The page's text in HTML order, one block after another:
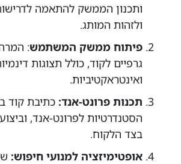
ותכנון הממשק להתאמה
ולזהות המותג.
פיתוח ממשק המשתמש:
גרפיים לקוד, כולל תצוגות
ואינטראקטיביות.
תכנות פרונט-אנד: כתיבת קוד
הסטנדרטיות לפרונט-אנד,
בצד הלקוח.
אופטימיזציה למנועי חיפוש: